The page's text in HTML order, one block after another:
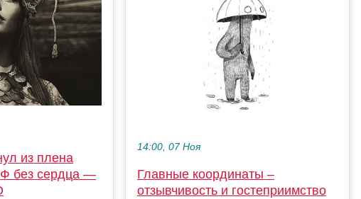
из плена
без сердца —
14:00, 07 Ноя
Главные координаты –
отзывчивость и гостеприимство